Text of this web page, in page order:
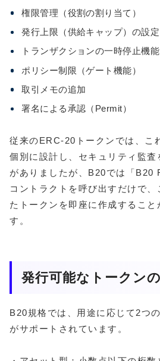
権限管理（役割の割り当て）
発行上限（供給キャップ）の設定
トランザクションの一時停止機能
ポリシー制限（ゲート機能）
取引メモの追加
署名による承認（Permit）
従来のERC-20トークンでは、こ
個別に設計し、セキュリティ監
がありましたが、B20では「B20
コントラクトを呼び出すだけで、
たトークンを即座に作成すること
す。
発行可能なトークン
B20規格では、用途に応じて2つ
がサポートされています。